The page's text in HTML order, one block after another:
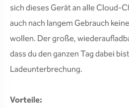
sich dieses Gerät an alle Cloud-
auch nach langem Gebrauch
wollen. Der große,
dass du den ganzen Tag dabei
Ladeunterbrechung.
Vorteile: